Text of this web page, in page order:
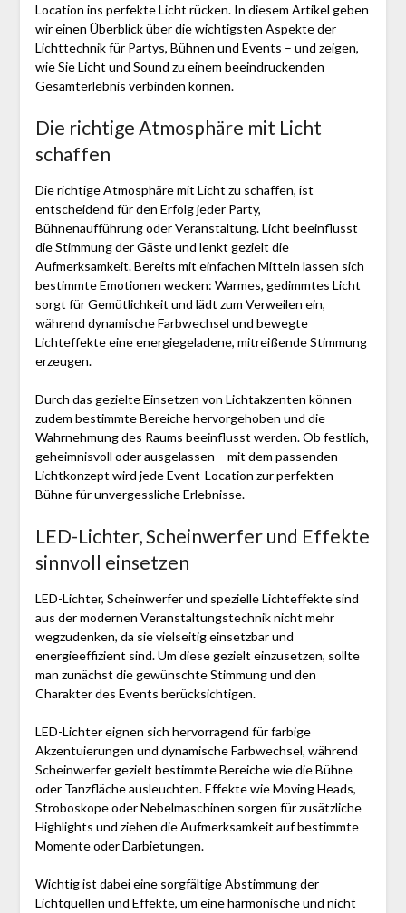
Location ins perfekte Licht rücken. In diesem Artikel geben
wir einen Überblick über die wichtigsten Aspekte der
Lichttechnik für Partys, Bühnen und Events – und zeigen,
wie Sie Licht und Sound zu einem beeindruckenden
Gesamterlebnis verbinden können.
Die richtige Atmosphäre mit Licht
schaffen
Die richtige Atmosphäre mit Licht zu schaffen, ist
entscheidend für den Erfolg jeder Party,
Bühnenaufführung oder Veranstaltung. Licht beeinflusst
die Stimmung der Gäste und lenkt gezielt die
Aufmerksamkeit. Bereits mit einfachen Mitteln lassen sich
bestimmte Emotionen wecken: Warmes, gedimmtes Licht
sorgt für Gemütlichkeit und lädt zum Verweilen ein,
während dynamische Farbwechsel und bewegte
Lichteffekte eine energiegeladene, mitreißende Stimmung
erzeugen.
Durch das gezielte Einsetzen von Lichtakzenten können
zudem bestimmte Bereiche hervorgehoben und die
Wahrnehmung des Raums beeinflusst werden. Ob festlich,
geheimnisvoll oder ausgelassen – mit dem passenden
Lichtkonzept wird jede Event-Location zur perfekten
Bühne für unvergessliche Erlebnisse.
LED-Lichter, Scheinwerfer und Effekte
sinnvoll einsetzen
LED-Lichter, Scheinwerfer und spezielle Lichteffekte sind
aus der modernen Veranstaltungstechnik nicht mehr
wegzudenken, da sie vielseitig einsetzbar und
energieeffizient sind. Um diese gezielt einzusetzen, sollte
man zunächst die gewünschte Stimmung und den
Charakter des Events berücksichtigen.
LED-Lichter eignen sich hervorragend für farbige
Akzentuierungen und dynamische Farbwechsel, während
Scheinwerfer gezielt bestimmte Bereiche wie die Bühne
oder Tanzfläche ausleuchten. Effekte wie Moving Heads,
Stroboskope oder Nebelmaschinen sorgen für zusätzliche
Highlights und ziehen die Aufmerksamkeit auf bestimmte
Momente oder Darbietungen.
Wichtig ist dabei eine sorgfältige Abstimmung der
Lichtquellen und Effekte, um eine harmonische und nicht